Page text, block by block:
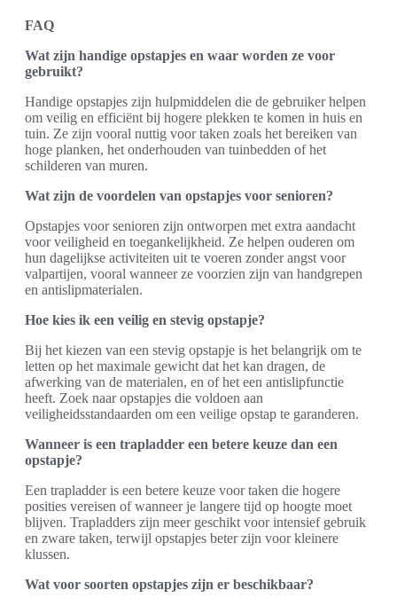
FAQ
Wat zijn handige opstapjes en waar worden ze voor
gebruikt?
Handige opstapjes zijn hulpmiddelen die de gebruiker helpen
om veilig en efficiënt bij hogere plekken te komen in huis en
tuin. Ze zijn vooral nuttig voor taken zoals het bereiken van
hoge planken, het onderhouden van tuinbedden of het
schilderen van muren.
Wat zijn de voordelen van opstapjes voor senioren?
Opstapjes voor senioren zijn ontworpen met extra aandacht
voor veiligheid en toegankelijkheid. Ze helpen ouderen om
hun dagelijkse activiteiten uit te voeren zonder angst voor
valpartijen, vooral wanneer ze voorzien zijn van handgrepen
en antislipmaterialen.
Hoe kies ik een veilig en stevig opstapje?
Bij het kiezen van een stevig opstapje is het belangrijk om te
letten op het maximale gewicht dat het kan dragen, de
afwerking van de materialen, en of het een antislipfunctie
heeft. Zoek naar opstapjes die voldoen aan
veiligheidsstandaarden om een veilige opstap te garanderen.
Wanneer is een trapladder een betere keuze dan een
opstapje?
Een trapladder is een betere keuze voor taken die hogere
posities vereisen of wanneer je langere tijd op hoogte moet
blijven. Trapladders zijn meer geschikt voor intensief gebruik
en zware taken, terwijl opstapjes beter zijn voor kleinere
klussen.
Wat voor soorten opstapjes zijn er beschikbaar?